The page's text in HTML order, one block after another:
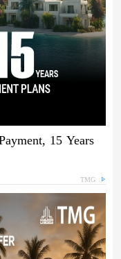
15 Years
TMG